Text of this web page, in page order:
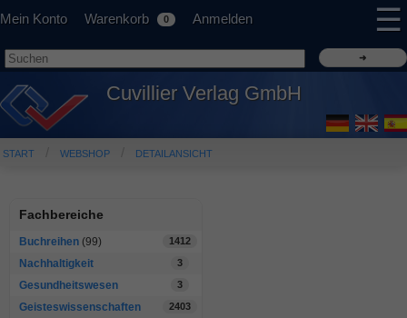
Mein Konto Warenkorb 0 Anmelden ☰
Cuvillier Verlag GmbH
START WEBSHOP DETAILANSICHT
Fachbereiche
Buchreihen (99) 1412
Nachhaltigkeit 3
Gesundheitswesen 3
Geisteswissenschaften 2403